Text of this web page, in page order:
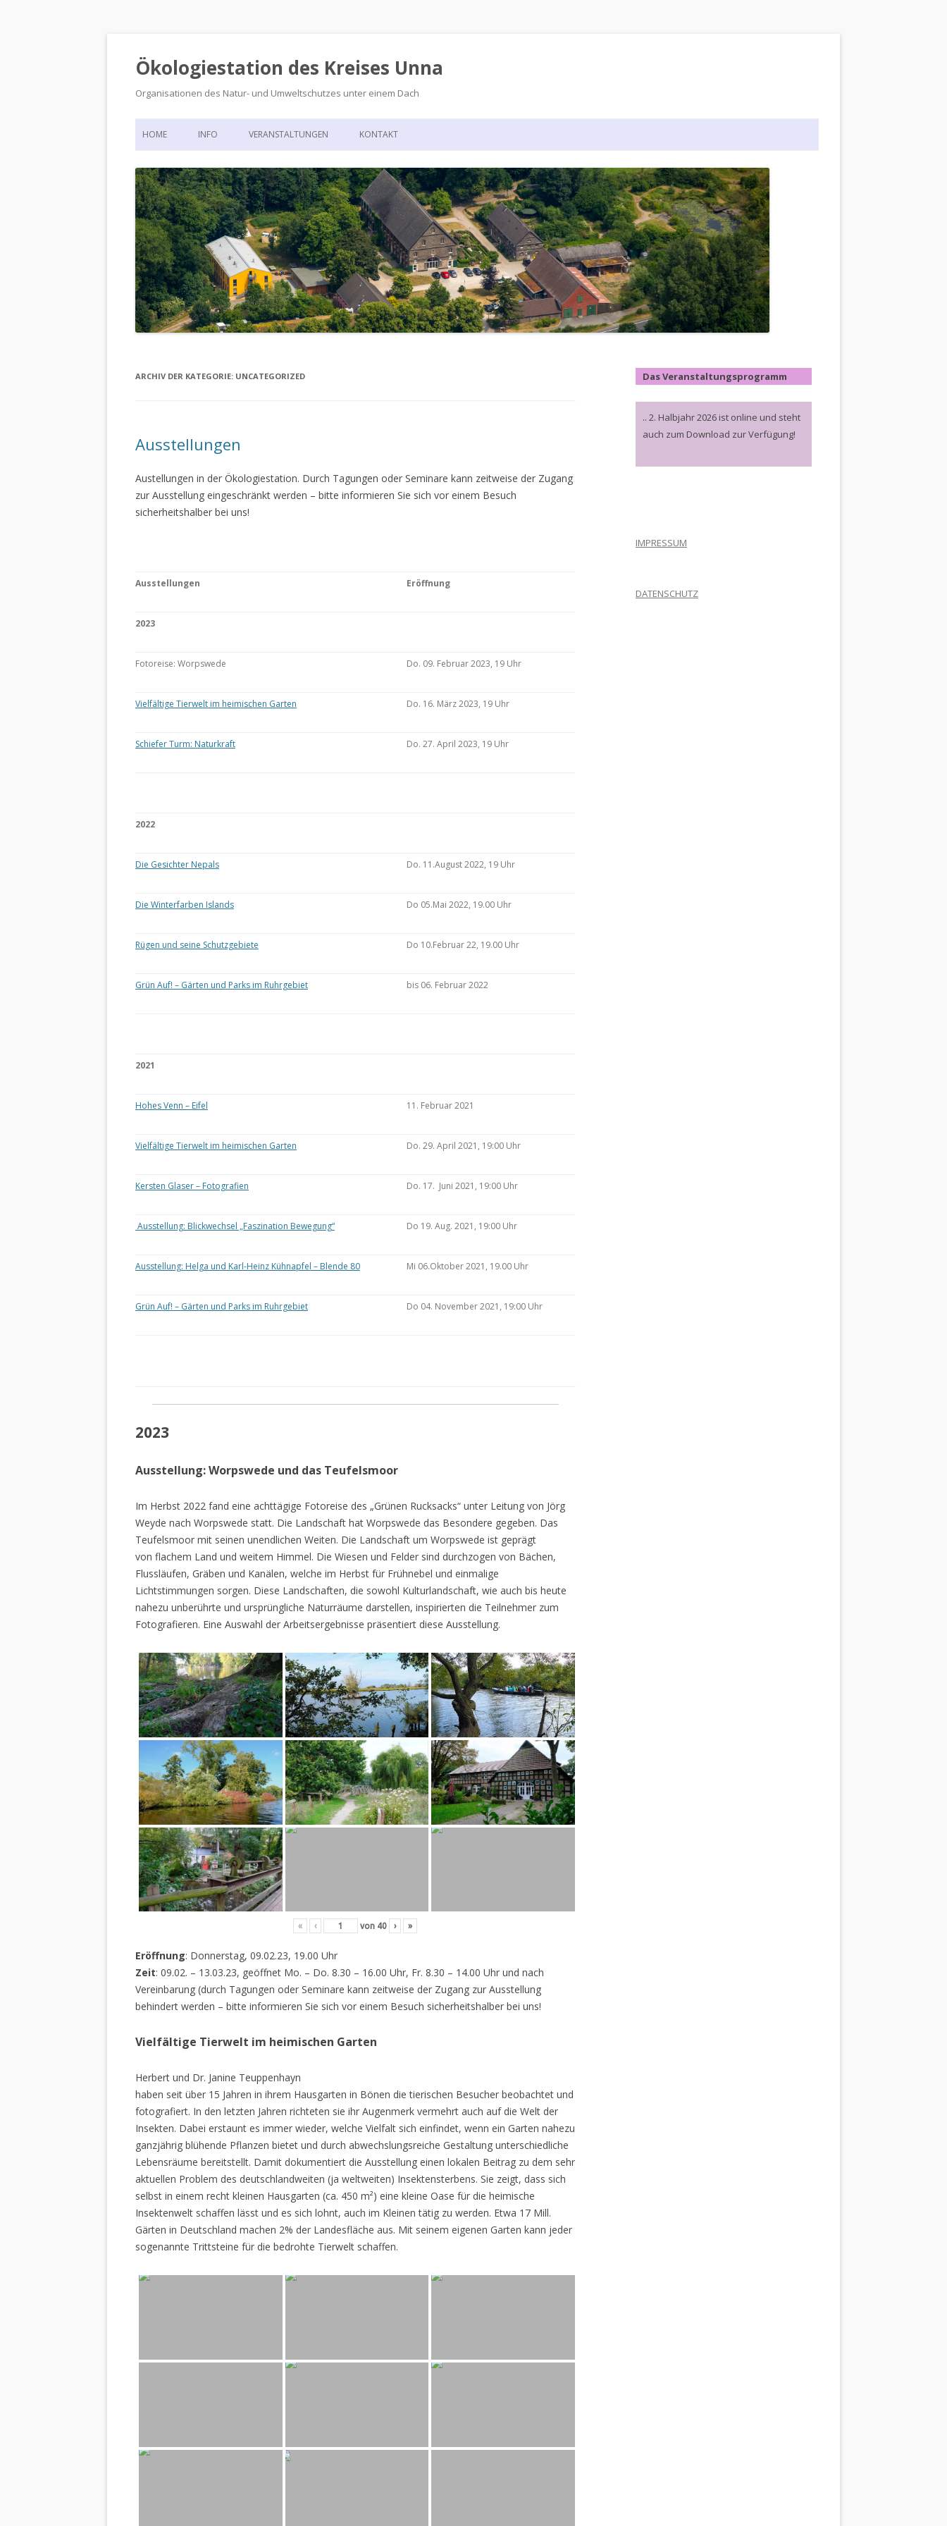
Ökologiestation des Kreises Unna
Organisationen des Natur- und Umweltschutzes unter einem Dach
Zum
HOME INFO
DIE ÖKOLOGIESTATION – FAST
900 JAHRE VORGESCHICHTE
VERANSTALTUNGEN KONTAKT
ARCHIV DER KATEGORIE: UNCATEGORIZED
Ausstellungen
Austellungen in der Ökologiestation. Durch Tagungen oder Seminare kann zeitweise der Zugang
zur Ausstellung eingeschränkt werden – bitte informieren Sie sich vor einem Besuch
sicherheitshalber bei uns!
Ausstellungen Eröffnung
2023
Fotoreise: Worpswede Do. 09. Februar 2023, 19 Uhr
Vielfältige Tierwelt im heimischen Garten Do. 16. März 2023, 19 Uhr
Schiefer Turm: Naturkraft Do. 27. April 2023, 19 Uhr
2022
Die Gesichter Nepals Do. 11.August 2022, 19 Uhr
Die Winterfarben Islands Do 05.Mai 2022, 19.00 Uhr
Rügen und seine Schutzgebiete Do 10.Februar 22, 19.00 Uhr
Grün Auf! – Gärten und Parks im Ruhrgebiet bis 06. Februar 2022
2021
Hohes Venn – Eifel 11. Februar 2021
Vielfältige Tierwelt im heimischen Garten Do. 29. April 2021, 19:00 Uhr
Kersten Glaser – Fotografien Do. 17. Juni 2021, 19:00 Uhr
Ausstellung: Blickwechsel „Faszination Bewegung“ Do 19. Aug. 2021, 19:00 Uhr
Ausstellung: Helga und Karl-Heinz Kühnapfel – Blende 80 Mi 06.Oktober 2021, 19.00 Uhr
Grün Auf! – Gärten und Parks im Ruhrgebiet Do 04. November 2021, 19:00 Uhr
2023
Ausstellung: Worpswede und das Teufelsmoor
Im Herbst 2022 fand eine achttägige Fotoreise des „Grünen Rucksacks“ unter Leitung von Jörg
Weyde nach Worpswede statt. Die Landschaft hat Worpswede das Besondere gegeben. Das
Teufelsmoor mit seinen unendlichen Weiten. Die Landschaft um Worpswede ist geprägt
von flachem Land und weitem Himmel. Die Wiesen und Felder sind durchzogen von Bächen,
Flussläufen, Gräben und Kanälen, welche im Herbst für Frühnebel und einmalige
Lichtstimmungen sorgen. Diese Landschaften, die sowohl Kulturlandschaft, wie auch bis heute
nahezu unberührte und ursprüngliche Naturräume darstellen, inspirierten die Teilnehmer zum
Fotografieren. Eine Auswahl der Arbeitsergebnisse präsentiert diese Ausstellung.
« ‹ von 40 › »
Eröffnung: Donnerstag, 09.02.23, 19.00 Uhr
Zeit: 09.02. – 13.03.23, geöffnet Mo. – Do. 8.30 – 16.00 Uhr, Fr. 8.30 – 14.00 Uhr und nach
Vereinbarung (durch Tagungen oder Seminare kann zeitweise der Zugang zur Ausstellung
behindert werden – bitte informieren Sie sich vor einem Besuch sicherheitshalber bei uns!
Vielfältige Tierwelt im heimischen Garten
Herbert und Dr. Janine Teuppenhayn
haben seit über 15 Jahren in ihrem Hausgarten in Bönen die tierischen Besucher beobachtet und
fotografiert. In den letzten Jahren richteten sie ihr Augenmerk vermehrt auch auf die Welt der
Insekten. Dabei erstaunt es immer wieder, welche Vielfalt sich einfindet, wenn ein Garten nahezu
ganzjährig blühende Pflanzen bietet und durch abwechslungsreiche Gestaltung unterschiedliche
Lebensräume bereitstellt. Damit dokumentiert die Ausstellung einen lokalen Beitrag zu dem sehr
aktuellen Problem des deutschlandweiten (ja weltweiten) Insektensterbens. Sie zeigt, dass sich
selbst in einem recht kleinen Hausgarten (ca. 450 m²) eine kleine Oase für die heimische
Insektenwelt schaffen lässt und es sich lohnt, auch im Kleinen tätig zu werden. Etwa 17 Mill.
Gärten in Deutschland machen 2% der Landesfläche aus. Mit seinem eigenen Garten kann jeder
sogenannte Trittsteine für die bedrohte Tierwelt schaffen.
Das Veranstaltungsprogramm
.. 2. Halbjahr 2026 ist online und steht
auch zum Download zur Verfügung!
IMPRESSUM
DATENSCHUTZ